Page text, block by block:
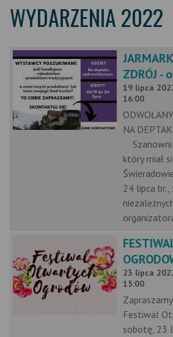
WYDARZENIA 2022
ZDRÓJ -
19 lipca
16:00
NA
który miał
24 lipca br.,
23 lipca
15:00
Festiwal
sobotę, 23